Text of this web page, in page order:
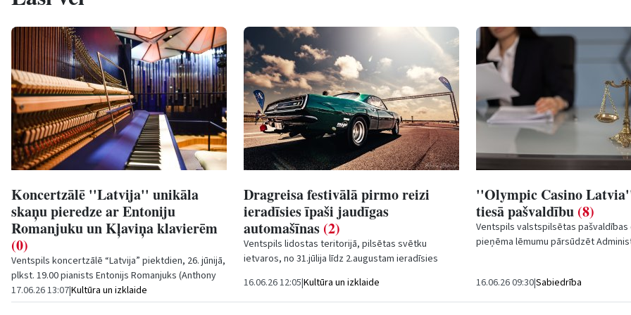
Koncertzālē ''Latvija'' unikāla
skaņu pieredze ar Entoniju
Romanjuku un Kļaviņa klavierēm
(0)
Ventspils koncertzālē “Latvija” piektdien, 26. jūnijā,
plkst. 19.00 pianists Entonijs Romanjuks (Anthony
Romaniuk) aicina uz unikālu...
17.06.26 13:07|Kultūra un izklaide
Dragreisa festivālā pirmo reizi
ieradīsies īpaši jaudīgas
automašīnas (2)
Ventspils lidostas teritorijā, pilsētas svētku
ietvaros, no 31.jūlija līdz 2.augustam ieradīsies
16.06.26 12:05|Kultūra un izklaide
''Olympic Casino
tiesā pašvaldību (8)
Ventspils valstspilsētas pašvaldības
pieņēma lēmumu pārsūdzēt
16.06.26 09:30|Sabiedrība